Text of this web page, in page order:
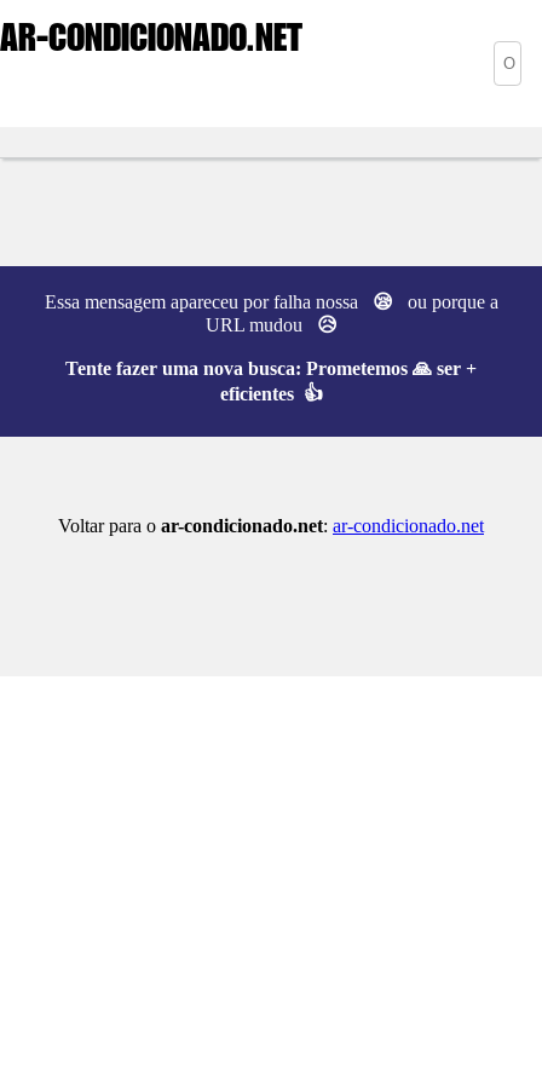
AR-CONDICIONADO.NET
Essa mensagem apareceu por falha nossa 😪
ou porque a
URL mudou 😥
Tente fazer uma nova busca: Prometemos 🙏 ser +
eficientes 👍
Voltar para o ar-condicionado.net: ar-condicionado.net